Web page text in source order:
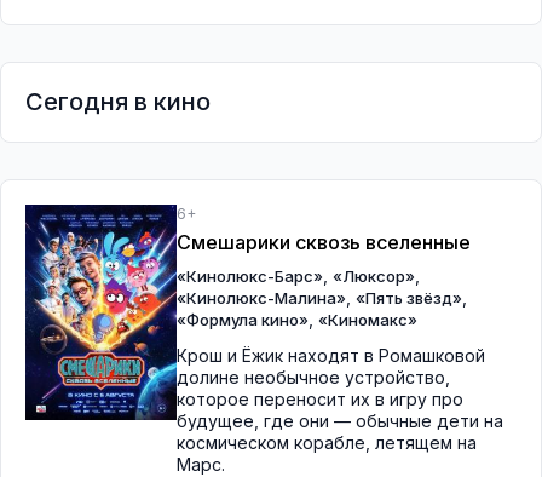
Сегодня в кино
6+
Смешарики сквозь вселенные
«Кинолюкс-Барс», «Люксор»,
«Кинолюкс-Малина», «Пять звёзд»,
«Формула кино», «Киномакс»
Крош и Ёжик находят в Ромашковой
долине необычное устройство,
которое переносит их в игру про
будущее, где они — обычные дети на
космическом корабле, летящем на
Марс.